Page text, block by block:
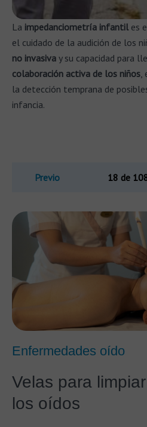
La impedanciometría infantil es
el cuidado de la audición de los
no invasiva y su capacidad para
colaboración activa de los niños,
la detección temprana de
infancia.
Previo 18 de
Enfermedades oído
Velas para
los oídos